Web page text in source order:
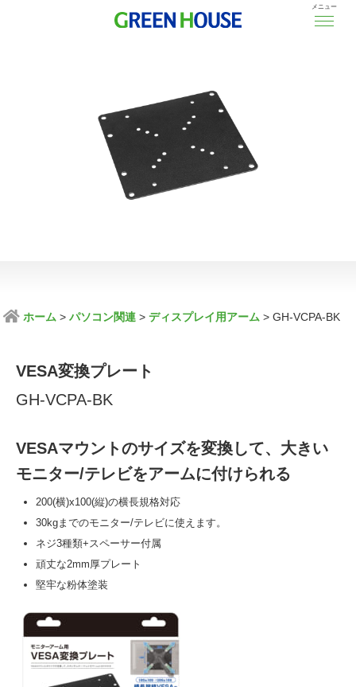
メニュー
ホーム パソコン関連 ディスプレイ用アーム GH-VCPA-BK
VESA変換プレート
GH-VCPA-BK
VESAマウントのサイズを変換して、 大きい
モニター/テレビをアームに付けられる
200(横)x100(縦)の横長規格対応
30kgまでのモニター/テレビに使えます。
ネジ3種類+スペーサー付属
頑丈な2mm厚プレート
堅牢な粉体塗装